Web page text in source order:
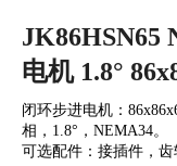
JK86HSN65
电机 1.8°
闭环步进电机：
相，1.8°，NEMA34。
可选配件：接插件，